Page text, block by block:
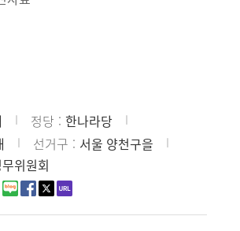
정당
한나라당
선거구
서울 양천구을
위원회